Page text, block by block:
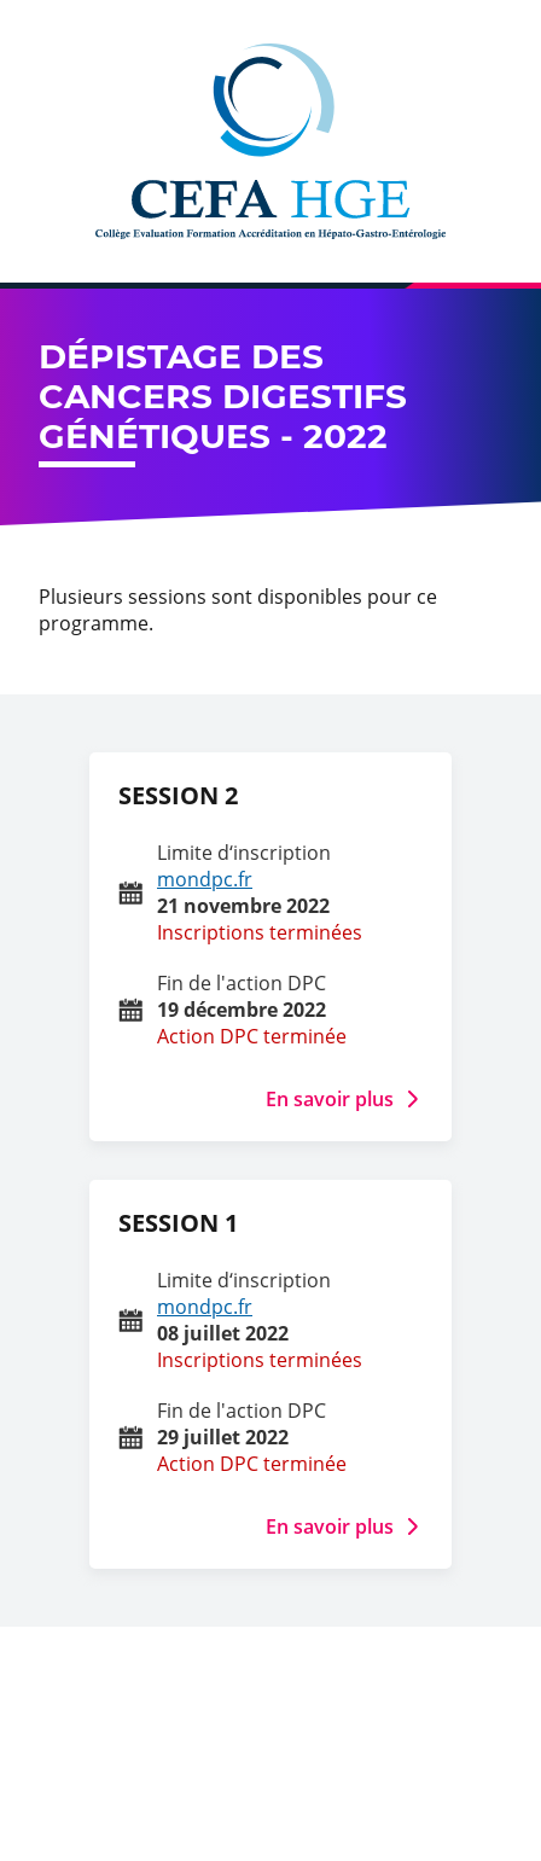
DÉPISTAGE DES
CANCERS DIGESTIFS
GÉNÉTIQUES - 2022
Plusieurs sessions sont disponibles pour ce
programme.
SESSION 2
Limite d‘inscription
mondpc.fr
21 novembre 2022
Inscriptions terminées
Fin de l'action DPC
19 décembre 2022
Action DPC terminée
SESSION 1
Limite d‘inscription
mondpc.fr
08 juillet 2022
Inscriptions terminées
Fin de l'action DPC
29 juillet 2022
Action DPC terminée